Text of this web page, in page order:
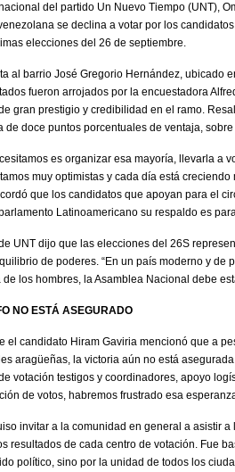
del partido Un Nuevo Tiempo (UNT),
se declina a votar por los
elecciones del 26 de septiembre.
al barrio José Gregorio Hernández, ubicado
fueron arrojados por la encuestadora
gran prestigio y credibilidad en el ramo.
de doce puntos porcentuales de ventaja,
es organizar esa mayoría, llevarla a
muy optimistas y cada día está
que los candidatos que apoyan para el
Latinoamericano su respaldo es
UNT dijo que las elecciones del 26S
de poderes. “En un país moderno y de
de los hombres, la Asamblea Nacional debe
NO ESTÁ ASEGURADO
el candidato Hiram Gaviria mencionó que a
aragüeñas, la victoria aún no está
votación testigos y coordinadores, apoyo
de votos, habremos frustrado esa
invitar a la comunidad en general a asistir
resultados de cada centro de votación. Fue
político, sino por la unidad de todos los